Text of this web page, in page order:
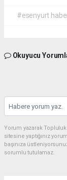
#esenyurt
Okuyucu
Yorum yazarak
sitesine yaptığınız
başınıza
sorumlu tutulamaz.